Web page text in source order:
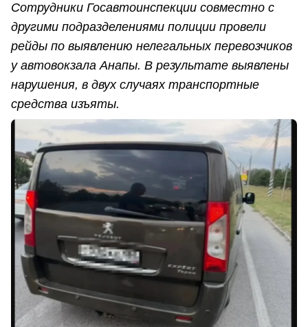
Сотрудники Госавтоинспекции совместно с
другими подразделениями полиции провели
рейды по выявлению нелегальных перевозчиков
у автовокзала Анапы. В результате выявлены
нарушения, в двух случаях транспортные
средства изъяты.